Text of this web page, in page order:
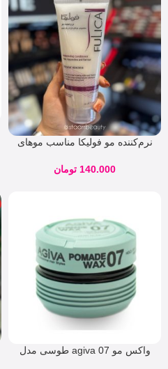
نرم‌کننده مو فولیکا مناسب موهای
140.000 تومان
واکس مو agiva 07 طوسی مدل